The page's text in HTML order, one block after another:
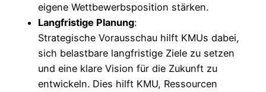
eigene Wettbewerbsposition stärken.
Langfristige Planung:
Strategische Vorausschau hilft KMUs dabei,
sich belastbare langfristige Ziele zu setzen
und eine klare Vision für die Zukunft zu
entwickeln. Dies hilft KMU, Ressourcen